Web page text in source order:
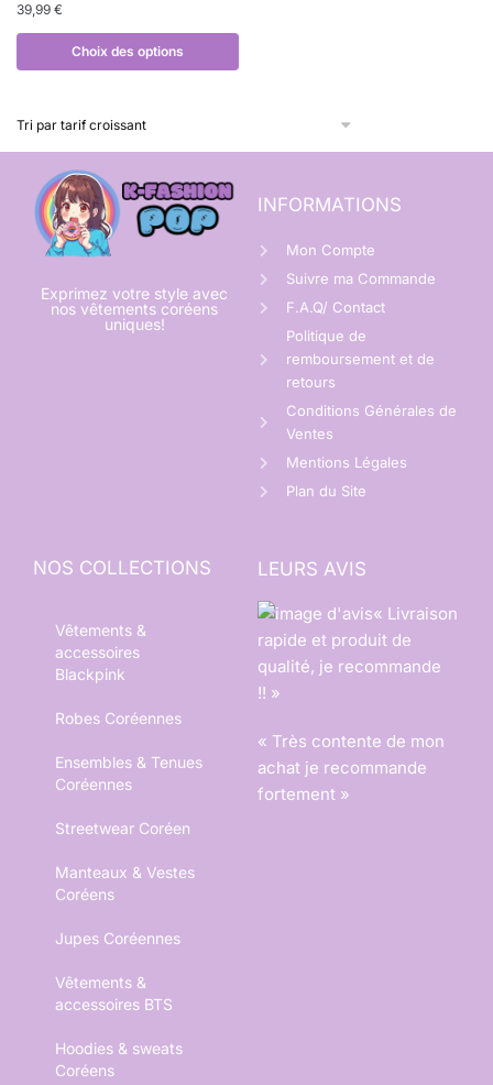
39,99 €
Choix des options
Exprimez votre style avec
nos vêtements coréens
uniques!
INFORMATIONS
Mon Compte
Suivre ma Commande
F.A.Q/ Contact
Politique de
remboursement et de
retours
Conditions Générales de
Ventes
Mentions Légales
Plan du Site
NOS COLLECTIONS
Vêtements &
accessoires
Blackpink
Robes Coréennes
Ensembles & Tenues
Coréennes
Streetwear Coréen
Manteaux & Vestes
Coréens
Jupes Coréennes
Vêtements &
accessoires BTS
Hoodies & sweats
Coréens
LEURS AVIS
« Livraison
rapide et produit de
qualité, je recommande
!! »
« Très contente de mon
achat je recommande
fortement »